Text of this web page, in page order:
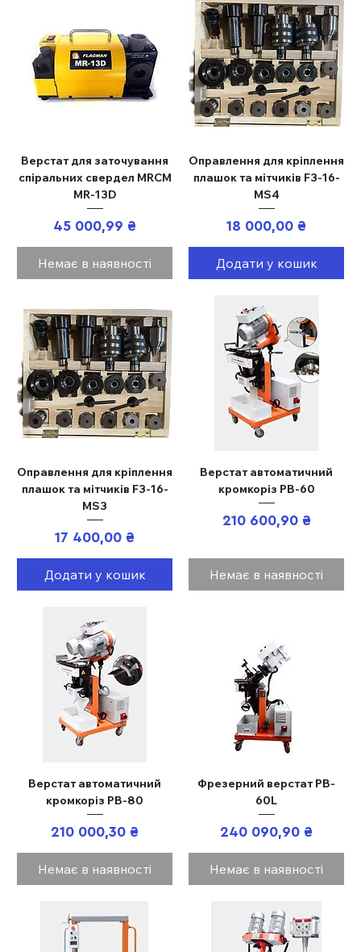
Верстат для заточування
спіральних свердел MRCM
MR-13D
Ціна
45 000,99 ₴
Немає в наявності
Оправлення для кріплення
плашок та мітчиків F3-16-
MS4
Ціна
18 000,00 ₴
Додати у кошик
Оправлення для кріплення
плашок та мітчиків F3-16-
MS3
Ціна
17 400,00 ₴
Додати у кошик
Верстат автоматичний
кромкоріз PB-60
Ціна
210 600,90 ₴
Немає в наявності
Верстат автоматичний
кромкоріз PB-80
Ціна
210 000,30 ₴
Немає в наявності
Фрезерний верстат PB-
60L
Ціна
240 090,90 ₴
Немає в наявності